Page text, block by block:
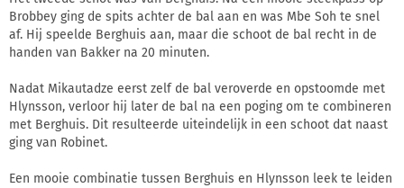
Brobbey ging de spits achter de bal aan en was Mbe Soh te snel
af. Hij speelde Berghuis aan, maar die schoot de bal recht in de
handen van Bakker na 20 minuten.
Nadat Mikautadze eerst zelf de bal veroverde en opstoomde met
Hlynsson, verloor hij later de bal na een poging om te combineren
met Berghuis. Dit resulteerde uiteindelijk in een schoot dat naast
ging van Robinet.
Een mooie combinatie tussen Berghuis en Hlynsson leek te leiden